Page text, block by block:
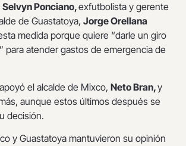
Selvyn Ponciano,exfutbolista y gerente
de Guastatoya, Jorge Orellana
medida porque quiere “darle un giro
para atender gastos de emergencia de
el alcalde de Mixco, Neto Bran,y
aunque estos últimos después se
decisión.
y Guastatoya mantuvieron su opinión